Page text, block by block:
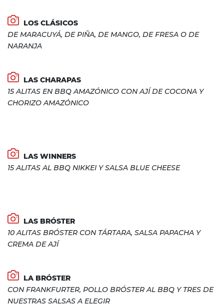
LOS CLÁSICOS
DE MARACUYÁ, DE PIÑA, DE MANGO, DE FRESA O DE
NARANJA
LAS CHARAPAS
15 ALITAS EN BBQ AMAZÓNICO CON AJÍ DE COCONA Y
CHORIZO AMAZÓNICO
LAS WINNERS
15 ALITAS AL BBQ NIKKEI Y SALSA BLUE CHEESE
LAS BRÓSTER
10 ALITAS BRÓSTER CON TÁRTARA, SALSA PAPACHA Y
CREMA DE AJÍ
LA BRÓSTER
CON FRANKFURTER, POLLO BRÓSTER AL BBQ Y TRES DE
NUESTRAS SALSAS A ELEGIR